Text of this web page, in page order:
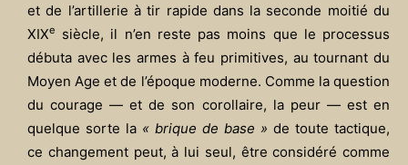
et de l’artillerie à tir rapide dans la seconde moitié du
XIXe
siècle, il n’en reste pas moins que le processus
débuta avec les armes à feu primitives, au tournant du
Moyen Age et de l’époque moderne. Comme la question
du courage — et de son corollaire, la peur — est en
quelque sorte la « brique de base » de toute tactique,
ce changement peut, à lui seul, être considéré comme